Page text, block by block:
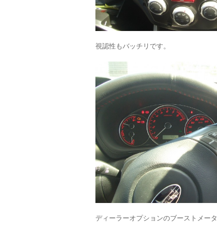
視認性もバッチリです。
ディーラーオプションのブーストメー